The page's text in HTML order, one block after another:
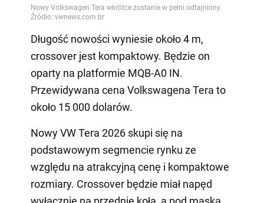
Długość nowości wyniesie około 4 m,
crossover jest kompaktowy. Będzie on
oparty na platformie MQB-A0 IN.
Przewidywana cena Volkswagena Tera to
około 15 000 dolarów.
Nowy VW Tera 2026 skupi się na
podstawowym segmencie rynku ze
względu na atrakcyjną cenę i kompaktowe
rozmiary. Crossover będzie miał napęd